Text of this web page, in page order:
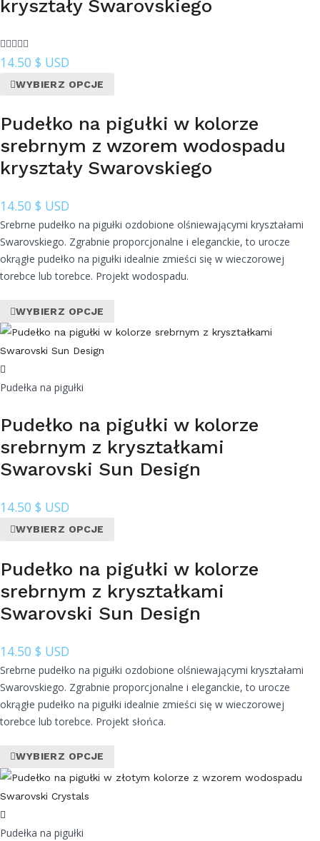
kryształy Swarovskiego
14.50 $ USD
WYBIERZ OPCJE
Pudełko na pigułki w kolorze
srebrnym z wzorem wodospadu
kryształy Swarovskiego
14.50 $ USD
Srebrne pudełko na pigułki ozdobione olśniewającymi kryształami
Swarovskiego. Zgrabnie proporcjonalne i eleganckie, to urocze
okrągłe pudełko na pigułki idealnie zmieści się w wieczorowej
torebce lub torebce. Projekt wodospadu.
WYBIERZ OPCJE
Pudełka na pigułki
Pudełko na pigułki w kolorze
srebrnym z kryształkami
Swarovski Sun Design
14.50 $ USD
WYBIERZ OPCJE
Pudełko na pigułki w kolorze
srebrnym z kryształkami
Swarovski Sun Design
14.50 $ USD
Srebrne pudełko na pigułki ozdobione olśniewającymi kryształami
Swarovskiego. Zgrabnie proporcjonalne i eleganckie, to urocze
okrągłe pudełko na pigułki idealnie zmieści się w wieczorowej
torebce lub torebce. Projekt słońca.
WYBIERZ OPCJE
Pudełka na pigułki